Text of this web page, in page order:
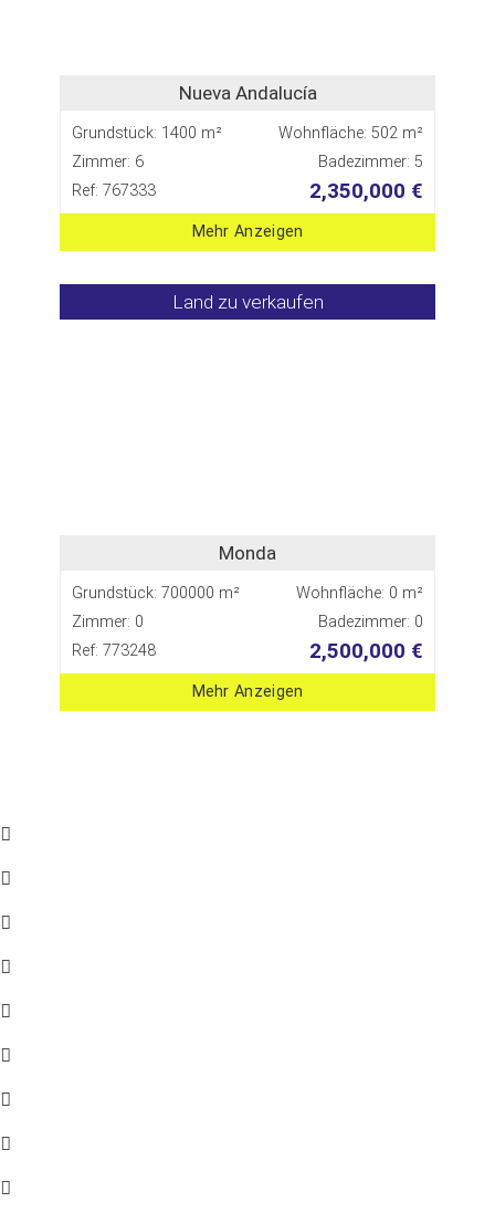
Nueva Andalucía
Grundstück: 1400 m²
Wohnfläche: 502 m²
Zimmer: 6
Badezimmer: 5
Ref: 767333
2,350,000 €
Mehr Anzeigen
Land zu verkaufen
Monda
Grundstück: 700000 m²
Wohnfläche: 0 m²
Zimmer: 0
Badezimmer: 0
Ref: 773248
2,500,000 €
Mehr Anzeigen